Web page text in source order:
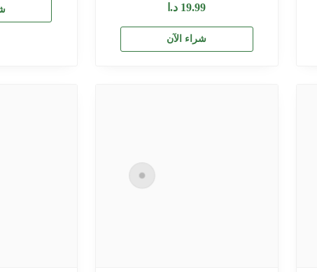
19.99 د.ا
شراء الآن